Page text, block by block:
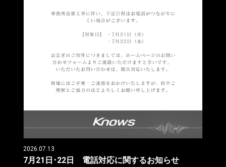
2026.07.13
7月21日･22日 電話対応に関するお知らせ